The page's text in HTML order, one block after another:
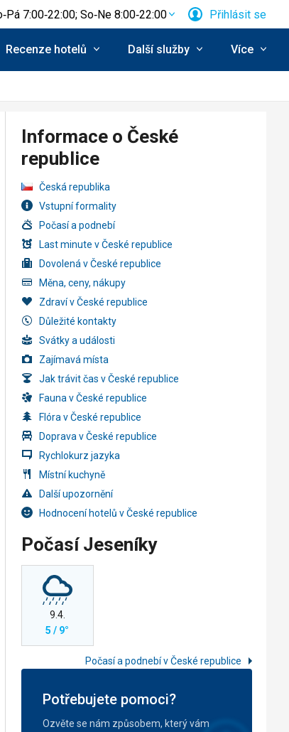
7:00‑22:00; So‑Ne 8:00‑22:00 Přihlásit se
Recenze hotelů Další služby Více
Informace o České
republice
Česká republika
Vstupní formality
Počasí a podnebí
Last minute v České republice
Dovolená v České republice
Měna, ceny, nákupy
Zdraví v České republice
Důležité kontakty
Svátky a události
Zajímavá místa
Jak trávit čas v České republice
Fauna v České republice
Flóra v České republice
Doprava v České republice
Rychlokurz jazyka
Místní kuchyně
Další upozornění
Hodnocení hotelů v České republice
Počasí Jeseníky
9.4.
5 / 9°
Počasí a podnebí v České republice
Potřebujete pomoci?
Ozvěte se nám způsobem, který vám